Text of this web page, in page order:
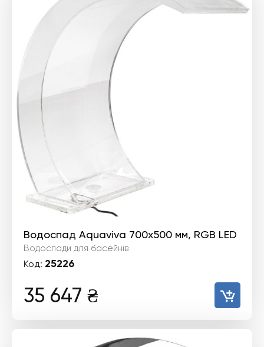
Водоспад Aquaviva 700х500 мм, RGB LED
Водоспади для басейнів
Код: 25226
35 647 ₴